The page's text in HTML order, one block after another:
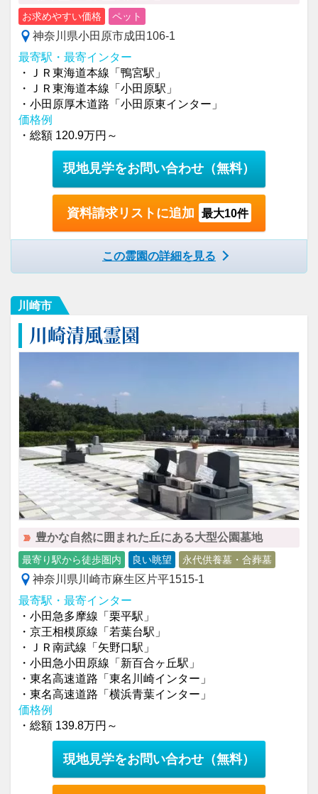
お求めやすい価格 ペット
神奈川県小田原市成田106-1
最寄駅・最寄インター
・ＪＲ東海道本線「鴨宮駅」
・ＪＲ東海道本線「小田原駅」
・小田原厚木道路「小田原東インター」
価格例
・総額 120.9万円～
現地見学をお問い合わせ （無料）
資料請求リストに追加 最大10件
この霊園の詳細を見る
川崎市
川崎清風霊園
豊かな自然に囲まれた丘にある大型公園墓地
最寄り駅から徒歩圏内 良い眺望 永代供養墓・合葬墓
神奈川県川崎市麻生区片平1515-1
最寄駅・最寄インター
・小田急多摩線「栗平駅」
・京王相模原線「若葉台駅」
・ＪＲ南武線「矢野口駅」
・小田急小田原線「新百合ヶ丘駅」
・東名高速道路「東名川崎インター」
・東名高速道路「横浜青葉インター」
価格例
・総額 139.8万円～
現地見学をお問い合わせ （無料）